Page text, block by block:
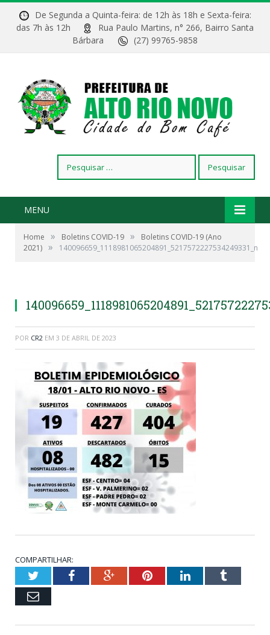
De Segunda a Quinta-feira: de 12h às 18h e Sexta-feira:
das 7h às 12h
Rua Paulo Martins, n° 266, Bairro Santa
Bárbara
(27) 99765-9858
por:
MENU
Home » Boletins COVID-19 »
Boletins COVID-19 (Ano
2021) » 140096659_1118981065204891_5217572227534249331_n
POR CR2 EM 3 DE ABRIL DE 2023
COMPARTILHAR:
TwitterFacebookGoogle+PinterestLinkedInTumblr
Email